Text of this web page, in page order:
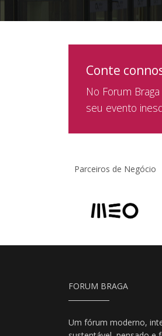
Conte
No Forum
seu evento
Parceiros de Negócio
FORUM BRAGA
Um fórum moderno,